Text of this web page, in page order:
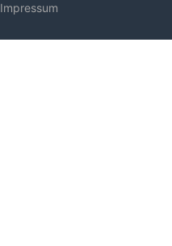
Impressum